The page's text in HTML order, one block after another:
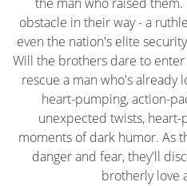
obstacle in their way - a
even the nation's elite
Will the brothers dare to
rescue a man who's already
heart-pumping, action-
unexpected twists, heart-
moments of dark humor. As
danger and fear, they'll
brotherly love